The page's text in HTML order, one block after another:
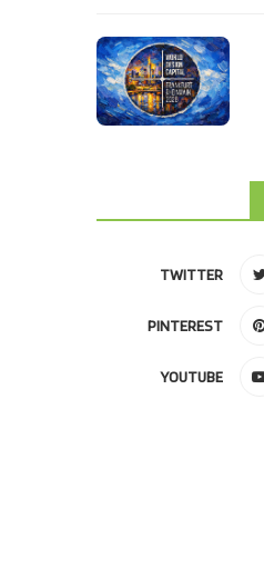
TWITTER
PINTEREST
YOUTUBE